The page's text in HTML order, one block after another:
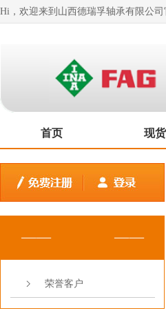
Hi，欢迎来到山西德瑞孚轴承有限公
首页 现货
荣誉客户